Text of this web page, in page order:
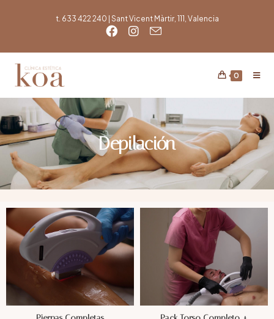
t. 633 422 240 | Sant Vicent Màrtir, 111, Valencia
0
Depilación